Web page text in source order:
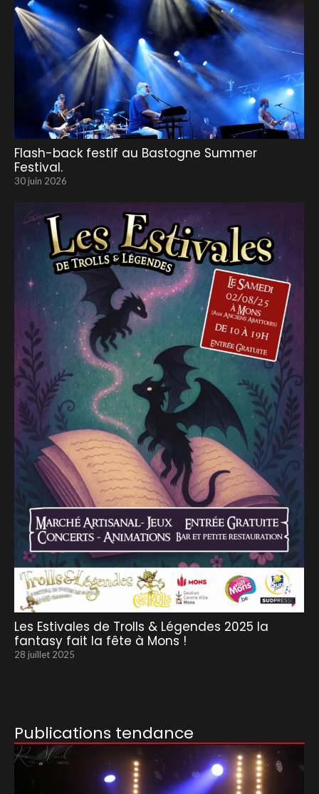
Flash-back festif au Bastogne Summer
Festival.
30 juin 2026
Les Estivales de Trolls & Légendes 2025 la
fantasy fait la fête à Mons !
28 juillet 2025
Publications tendance